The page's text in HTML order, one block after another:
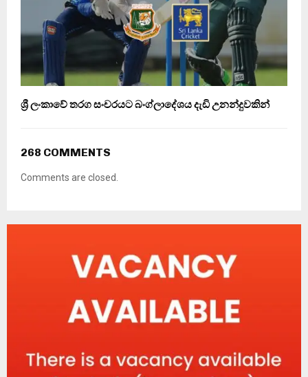
ශ්‍රී ලංකාවේ තරග සංචරයට බංග්ලාදේශය දැඩි උනන්දුවකින්
268 COMMENTS
Comments are closed.